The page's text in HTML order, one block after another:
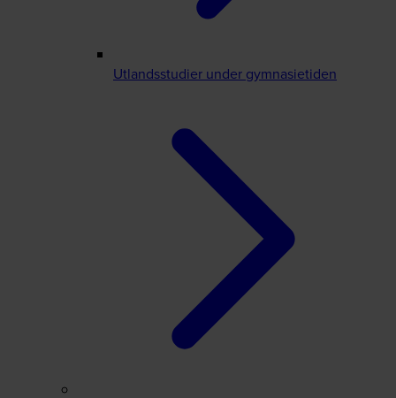
Utlandsstudier under gymnasietiden